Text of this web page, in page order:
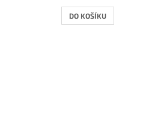
DO KOŠÍKU